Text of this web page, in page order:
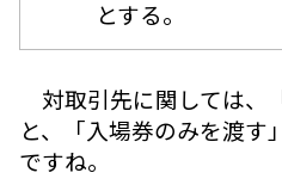
とする。
対取引先に関しては、
と、「入場券のみを渡す
ですね。